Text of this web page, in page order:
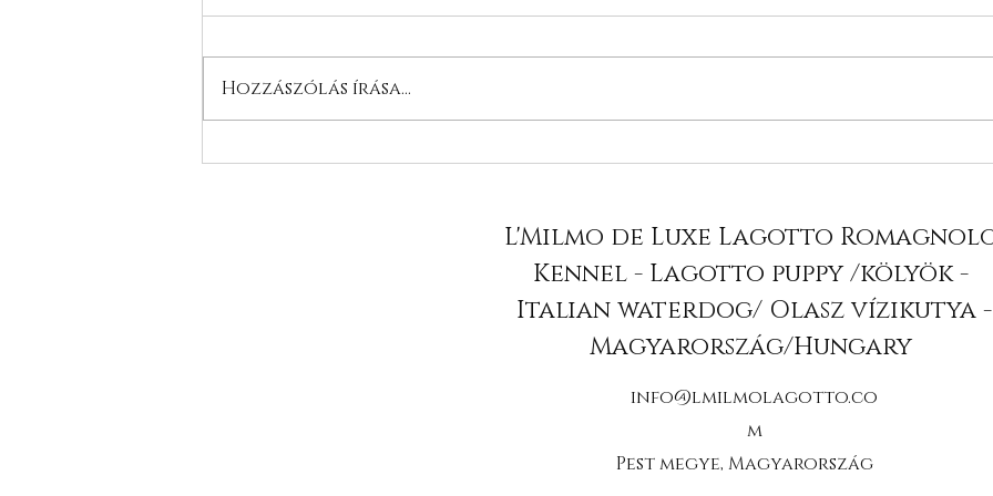
Hozzászólás írása...
L'Milmo de Luxe Lagotto
Kennel - Lagotto puppy /kölyök -
Italian waterdog/ Olasz vízikutya -
Magyarország/Hungary
info@lmilmolagotto.co
m
Pest megye, Magyarország